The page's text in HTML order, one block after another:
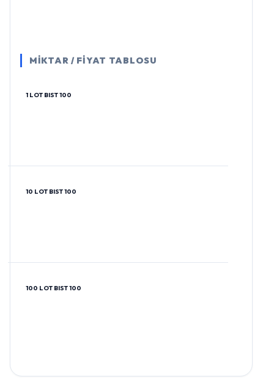
MİKTAR / FİYAT TABLOSU
1 LOT BIST 100
10 LOT BIST 100
100 LOT BIST 100